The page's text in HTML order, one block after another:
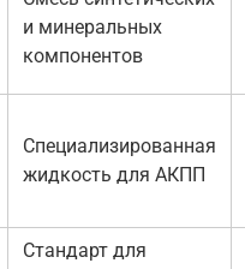
и минеральных
компонентов
Специализированная
жидкость для АКПП
Стандарт для